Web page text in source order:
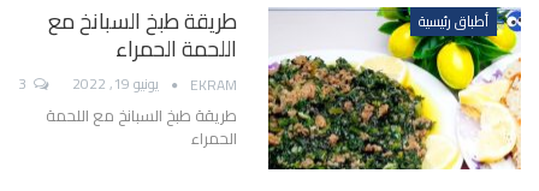
أطباق رئيسية طريقة طبخ السبانخ مع
اللحمة الحمراء
EKRAM يونيو 19, 2022
طريقة طبخ السبانخ مع اللحمة
الحمراء